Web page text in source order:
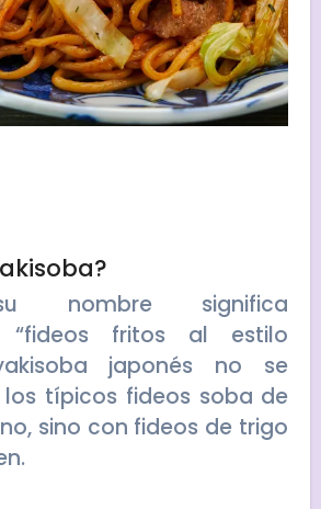
nombre significa
“fideos fritos al estilo
japonés no se
típicos fideos soba de
sino con fideos de trigo